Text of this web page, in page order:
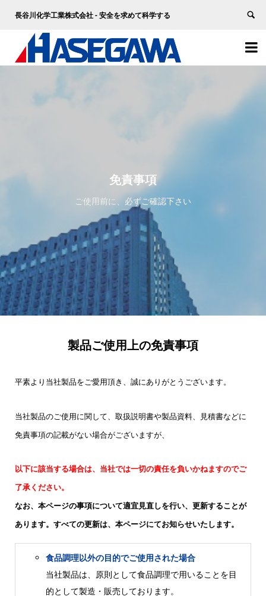
長谷川化学工業株式会社 - 安全を求めて科学する


免責事項
ご使用前に、必ずご確認下さい
製品ご使用上の免責事項
平素より当社製品をご愛用頂き、誠にありがとうございます。
当社製品のご使用に関して、取扱説明書や製品資料、見積書などに
免責事項の記載がない場合がございますが、
以下に該当する場合は、当社では一切の責任を負いかねますのでご
了承ください。
なお、本ページの事項について適宜見直しを行い、更新することが
あります。すべての更新は、本ページにてお知らせいたします。
食品調理以外の目的でご使用された場合
当社製品は、原則として食品調理で用いることを目
的として製造・販売しております。